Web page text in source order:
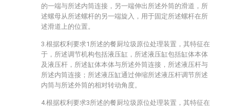
的一端与所述内筒连接，另一端伸出所述外筒的滑道，所
述螺母从所述螺杆的另一端旋入，用于固定所述螺杆在所
述滑道上的位置。
3.根据权利要求1所述的餐厨垃圾原位处理装置，其特征在
于，所述调节机构包括液压缸，所述液压缸包括缸体本体
及液压杆，所述缸体本体与所述外筒连接，所述液压杆与
所述内筒连接；所述液压缸通过伸缩所述液压杆调节所述
内筒与所述外筒的相对转动角度。
4.根据权利要求3所述的餐厨垃圾原位处理装置，其特征在